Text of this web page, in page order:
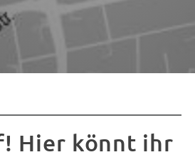
Hier könnt ihr